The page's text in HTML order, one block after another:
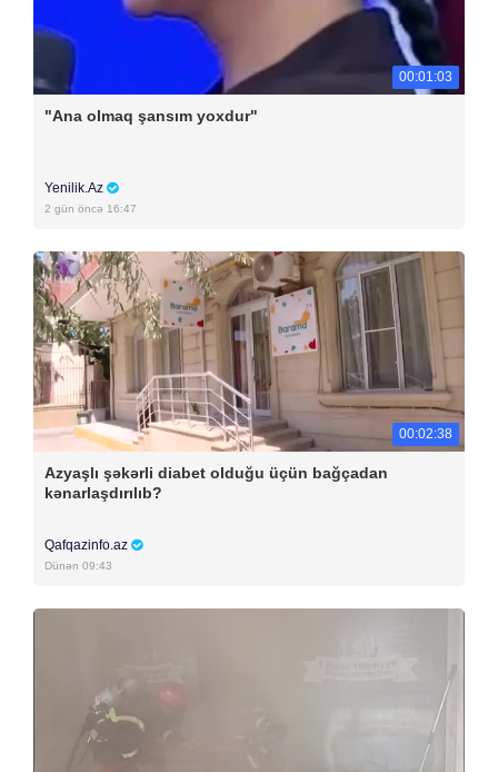
00:01:03
"Ana olmaq şansım yoxdur"
Yenilik.Az
2 gün öncə 16:47
00:02:38
Azyaşlı şəkərli diabet olduğu üçün bağçadan
kənarlaşdırılıb?
Qafqazinfo.az
Dünən 09:43